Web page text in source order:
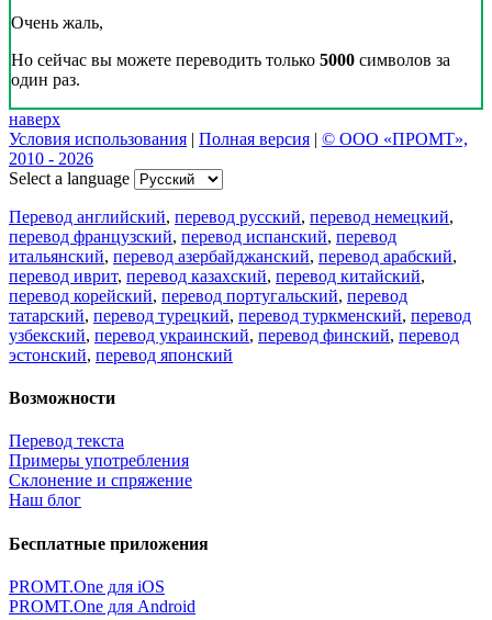
Очень жаль,
Но сейчас вы можете переводить только 5000 символов за
один раз.
наверх
Условия использования | Полная версия | © ООО «ПРОМТ»,
2010 - 2026
Select a language
Перевод английский, перевод русский, перевод немецкий,
перевод французский, перевод испанский, перевод
итальянский, перевод азербайджанский, перевод арабский,
перевод иврит, перевод казахский, перевод китайский,
перевод корейский, перевод португальский, перевод
татарский, перевод турецкий, перевод туркменский, перевод
узбекский, перевод украинский, перевод финский, перевод
эстонский, перевод японский
Возможности
Перевод текста
Примеры употребления
Склонение и спряжение
Наш блог
Бесплатные приложения
PROMT.One для iOS
PROMT.One для Android